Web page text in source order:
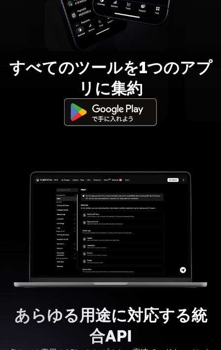
すべてのツールを1つのアプ
リに集約
あらゆる用途に対応する統
合API